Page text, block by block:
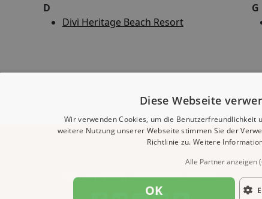
D
Divi Heritage Beach Resort
G
AGB Impressum Datenschutz Cookies
Diese Webseite
Wir verwenden Cookies, um die Benutzerfreundlichkeit
weitere Nutzung unserer Webseite stimmen Sie der
Richtlinie zu. Weitere
Alle Partner anzeigen
OK